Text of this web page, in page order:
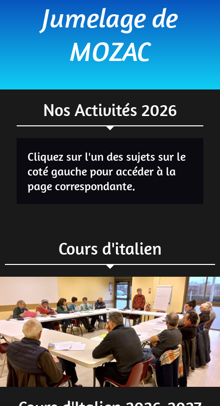
Jumelage de
MOZAC
Nos Activités 2026
Cliquez sur l'un des sujets sur le
coté gauche pour accéder à la
page correspondante.
Cours d'italien